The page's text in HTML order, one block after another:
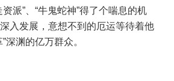
派”、“牛鬼蛇神”得了个喘息的机
入发展，意想不到的厄运等待着他
深渊的亿万群众。